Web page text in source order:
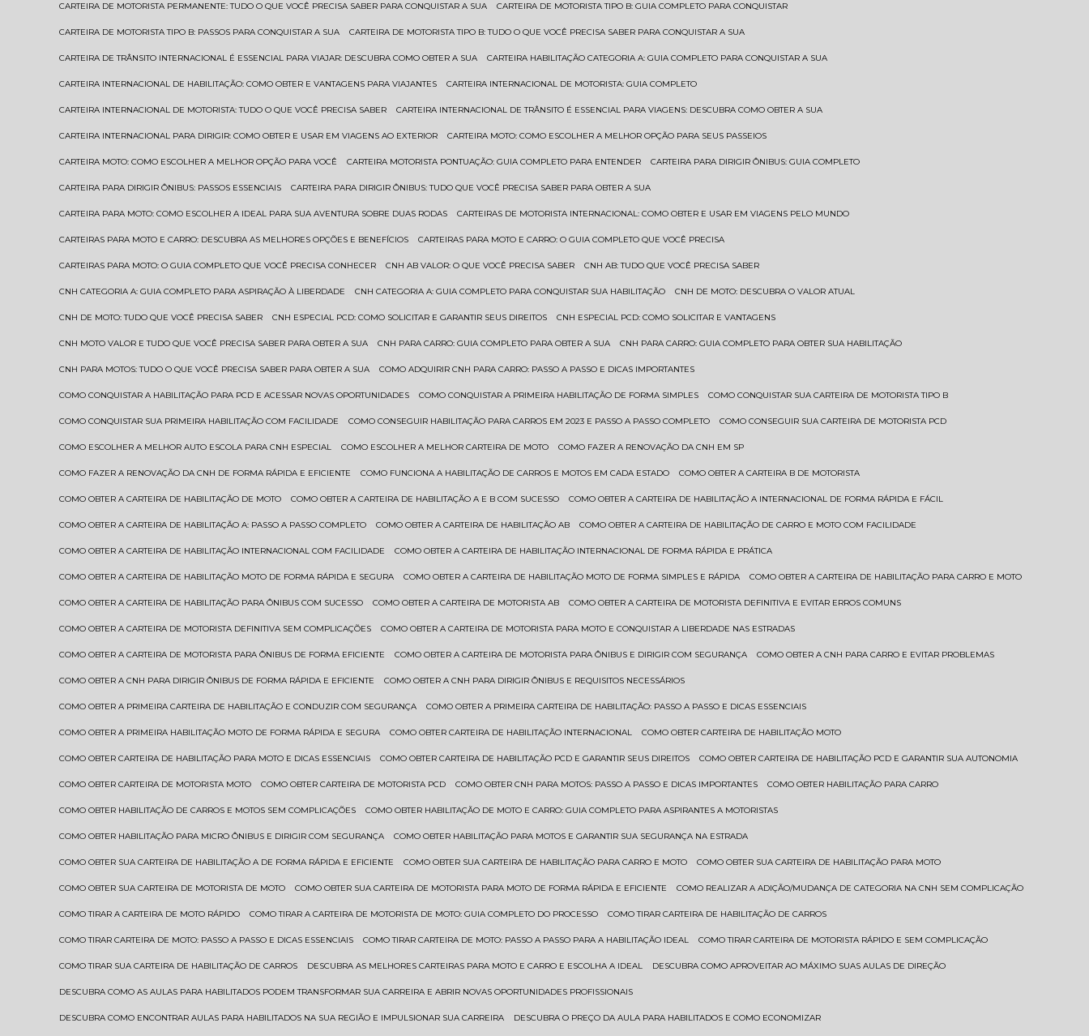
CARTEIRA DE MOTORISTA PERMANENTE: TUDO O QUE VOCÊ PRECISA SABER PARA CONQUISTAR A SUA CARTEIRA DE MOTORISTA TIPO B: GUIA COMPLETO PARA CONQUISTAR
CARTEIRA DE MOTORISTA TIPO B: PASSOS PARA CONQUISTAR A SUA CARTEIRA DE MOTORISTA TIPO B: TUDO O QUE VOCÊ PRECISA SABER PARA CONQUISTAR A SUA
CARTEIRA DE TRÂNSITO INTERNACIONAL É ESSENCIAL PARA VIAJAR: DESCUBRA COMO OBTER A SUA CARTEIRA HABILITAÇÃO CATEGORIA A: GUIA COMPLETO PARA CONQUISTAR A SUA
CARTEIRA INTERNACIONAL DE HABILITAÇÃO: COMO OBTER E VANTAGENS PARA VIAJANTES CARTEIRA INTERNACIONAL DE MOTORISTA: GUIA COMPLETO
CARTEIRA INTERNACIONAL DE MOTORISTA: TUDO O QUE VOCÊ PRECISA SABER CARTEIRA INTERNACIONAL DE TRÂNSITO É ESSENCIAL PARA VIAGENS: DESCUBRA COMO OBTER A SUA
CARTEIRA INTERNACIONAL PARA DIRIGIR: COMO OBTER E USAR EM VIAGENS AO EXTERIOR CARTEIRA MOTO: COMO ESCOLHER A MELHOR OPÇÃO PARA SEUS PASSEIOS
CARTEIRA MOTO: COMO ESCOLHER A MELHOR OPÇÃO PARA VOCÊ CARTEIRA MOTORISTA PONTUAÇÃO: GUIA COMPLETO PARA ENTENDER CARTEIRA PARA DIRIGIR ÔNIBUS: GUIA COMPLETO
CARTEIRA PARA DIRIGIR ÔNIBUS: PASSOS ESSENCIAIS CARTEIRA PARA DIRIGIR ÔNIBUS: TUDO QUE VOCÊ PRECISA SABER PARA OBTER A SUA
CARTEIRA PARA MOTO: COMO ESCOLHER A IDEAL PARA SUA AVENTURA SOBRE DUAS RODAS CARTEIRAS DE MOTORISTA INTERNACIONAL: COMO OBTER E USAR EM VIAGENS PELO MUNDO
CARTEIRAS PARA MOTO E CARRO: DESCUBRA AS MELHORES OPÇÕES E BENEFÍCIOS CARTEIRAS PARA MOTO E CARRO: O GUIA COMPLETO QUE VOCÊ PRECISA
CARTEIRAS PARA MOTO: O GUIA COMPLETO QUE VOCÊ PRECISA CONHECER CNH AB VALOR: O QUE VOCÊ PRECISA SABER CNH AB: TUDO QUE VOCÊ PRECISA SABER
CNH CATEGORIA A: GUIA COMPLETO PARA ASPIRAÇÃO À LIBERDADE CNH CATEGORIA A: GUIA COMPLETO PARA CONQUISTAR SUA HABILITAÇÃO CNH DE MOTO: DESCUBRA O VALOR ATUAL
CNH DE MOTO: TUDO QUE VOCÊ PRECISA SABER CNH ESPECIAL PCD: COMO SOLICITAR E GARANTIR SEUS DIREITOS CNH ESPECIAL PCD: COMO SOLICITAR E VANTAGENS
CNH MOTO VALOR E TUDO QUE VOCÊ PRECISA SABER PARA OBTER A SUA CNH PARA CARRO: GUIA COMPLETO PARA OBTER A SUA CNH PARA CARRO: GUIA COMPLETO PARA OBTER SUA HABILITAÇÃO
CNH PARA MOTOS: TUDO O QUE VOCÊ PRECISA SABER PARA OBTER A SUA COMO ADQUIRIR CNH PARA CARRO: PASSO A PASSO E DICAS IMPORTANTES
COMO CONQUISTAR A HABILITAÇÃO PARA PCD E ACESSAR NOVAS OPORTUNIDADES COMO CONQUISTAR A PRIMEIRA HABILITAÇÃO DE FORMA SIMPLES COMO CONQUISTAR SUA CARTEIRA DE MOTORISTA TIPO B
COMO CONQUISTAR SUA PRIMEIRA HABILITAÇÃO COM FACILIDADE COMO CONSEGUIR HABILITAÇÃO PARA CARROS EM 2023 E PASSO A PASSO COMPLETO COMO CONSEGUIR SUA CARTEIRA DE MOTORISTA PCD
COMO ESCOLHER A MELHOR AUTO ESCOLA PARA CNH ESPECIAL COMO ESCOLHER A MELHOR CARTEIRA DE MOTO COMO FAZER A RENOVAÇÃO DA CNH EM SP
COMO FAZER A RENOVAÇÃO DA CNH DE FORMA RÁPIDA E EFICIENTE COMO FUNCIONA A HABILITAÇÃO DE CARROS E MOTOS EM CADA ESTADO COMO OBTER A CARTEIRA B DE MOTORISTA
COMO OBTER A CARTEIRA DE HABILITAÇÃO DE MOTO COMO OBTER A CARTEIRA DE HABILITAÇÃO A E B COM SUCESSO COMO OBTER A CARTEIRA DE HABILITAÇÃO A INTERNACIONAL DE FORMA RÁPIDA E FÁCIL
COMO OBTER A CARTEIRA DE HABILITAÇÃO A: PASSO A PASSO COMPLETO COMO OBTER A CARTEIRA DE HABILITAÇÃO AB COMO OBTER A CARTEIRA DE HABILITAÇÃO DE CARRO E MOTO COM FACILIDADE
COMO OBTER A CARTEIRA DE HABILITAÇÃO INTERNACIONAL COM FACILIDADE COMO OBTER A CARTEIRA DE HABILITAÇÃO INTERNACIONAL DE FORMA RÁPIDA E PRÁTICA
COMO OBTER A CARTEIRA DE HABILITAÇÃO MOTO DE FORMA RÁPIDA E SEGURA COMO OBTER A CARTEIRA DE HABILITAÇÃO MOTO DE FORMA SIMPLES E RÁPIDA COMO OBTER A CARTEIRA DE HABILITAÇÃO PARA CARRO E MOTO
COMO OBTER A CARTEIRA DE HABILITAÇÃO PARA ÔNIBUS COM SUCESSO COMO OBTER A CARTEIRA DE MOTORISTA AB COMO OBTER A CARTEIRA DE MOTORISTA DEFINITIVA E EVITAR ERROS COMUNS
COMO OBTER A CARTEIRA DE MOTORISTA DEFINITIVA SEM COMPLICAÇÕES COMO OBTER A CARTEIRA DE MOTORISTA PARA MOTO E CONQUISTAR A LIBERDADE NAS ESTRADAS
COMO OBTER A CARTEIRA DE MOTORISTA PARA ÔNIBUS DE FORMA EFICIENTE COMO OBTER A CARTEIRA DE MOTORISTA PARA ÔNIBUS E DIRIGIR COM SEGURANÇA COMO OBTER A CNH PARA CARRO E EVITAR PROBLEMAS
COMO OBTER A CNH PARA DIRIGIR ÔNIBUS DE FORMA RÁPIDA E EFICIENTE COMO OBTER A CNH PARA DIRIGIR ÔNIBUS E REQUISITOS NECESSÁRIOS
COMO OBTER A PRIMEIRA CARTEIRA DE HABILITAÇÃO E CONDUZIR COM SEGURANÇA COMO OBTER A PRIMEIRA CARTEIRA DE HABILITAÇÃO: PASSO A PASSO E DICAS ESSENCIAIS
COMO OBTER A PRIMEIRA HABILITAÇÃO MOTO DE FORMA RÁPIDA E SEGURA COMO OBTER CARTEIRA DE HABILITAÇÃO INTERNACIONAL COMO OBTER CARTEIRA DE HABILITAÇÃO MOTO
COMO OBTER CARTEIRA DE HABILITAÇÃO PARA MOTO E DICAS ESSENCIAIS COMO OBTER CARTEIRA DE HABILITAÇÃO PCD E GARANTIR SEUS DIREITOS COMO OBTER CARTEIRA DE HABILITAÇÃO PCD E GARANTIR SUA AUTONOMIA
COMO OBTER CARTEIRA DE MOTORISTA MOTO COMO OBTER CARTEIRA DE MOTORISTA PCD COMO OBTER CNH PARA MOTOS: PASSO A PASSO E DICAS IMPORTANTES COMO OBTER HABILITAÇÃO PARA CARRO
COMO OBTER HABILITAÇÃO DE CARROS E MOTOS SEM COMPLICAÇÕES COMO OBTER HABILITAÇÃO DE MOTO E CARRO: GUIA COMPLETO PARA ASPIRANTES A MOTORISTAS
COMO OBTER HABILITAÇÃO PARA MICRO ÔNIBUS E DIRIGIR COM SEGURANÇA COMO OBTER HABILITAÇÃO PARA MOTOS E GARANTIR SUA SEGURANÇA NA ESTRADA
COMO OBTER SUA CARTEIRA DE HABILITAÇÃO A DE FORMA RÁPIDA E EFICIENTE COMO OBTER SUA CARTEIRA DE HABILITAÇÃO PARA CARRO E MOTO COMO OBTER SUA CARTEIRA DE HABILITAÇÃO PARA MOTO
COMO OBTER SUA CARTEIRA DE MOTORISTA DE MOTO COMO OBTER SUA CARTEIRA DE MOTORISTA PARA MOTO DE FORMA RÁPIDA E EFICIENTE COMO REALIZAR A ADIÇÃO/MUDANÇA DE CATEGORIA NA CNH SEM COMPLICAÇÃO
COMO TIRAR A CARTEIRA DE MOTO RÁPIDO COMO TIRAR A CARTEIRA DE MOTORISTA DE MOTO: GUIA COMPLETO DO PROCESSO COMO TIRAR CARTEIRA DE HABILITAÇÃO DE CARROS
COMO TIRAR CARTEIRA DE MOTO: PASSO A PASSO E DICAS ESSENCIAIS COMO TIRAR CARTEIRA DE MOTO: PASSO A PASSO PARA A HABILITAÇÃO IDEAL COMO TIRAR CARTEIRA DE MOTORISTA RÁPIDO E SEM COMPLICAÇÃO
COMO TIRAR SUA CARTEIRA DE HABILITAÇÃO DE CARROS DESCUBRA AS MELHORES CARTEIRAS PARA MOTO E CARRO E ESCOLHA A IDEAL DESCUBRA COMO APROVEITAR AO MÁXIMO SUAS AULAS DE DIREÇÃO
DESCUBRA COMO AS AULAS PARA HABILITADOS PODEM TRANSFORMAR SUA CARREIRA E ABRIR NOVAS OPORTUNIDADES PROFISSIONAIS
DESCUBRA COMO ENCONTRAR AULAS PARA HABILITADOS NA SUA REGIÃO E IMPULSIONAR SUA CARREIRA DESCUBRA O PREÇO DA AULA PARA HABILITADOS E COMO ECONOMIZAR